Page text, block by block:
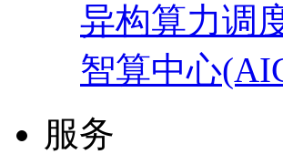
异构算力调
智算中心
服务